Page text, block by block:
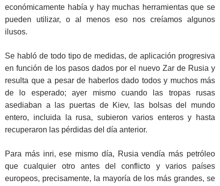
económicamente había y hay muchas herramientas que se
pueden utilizar, o al menos eso nos creíamos algunos
ilusos.
Se habló de todo tipo de medidas, de aplicación progresiva
en función de los pasos dados por el nuevo Zar de Rusia y
resulta que a pesar de haberlos dado todos y muchos más
de lo esperado; ayer mismo cuando las tropas rusas
asediaban a las puertas de Kiev, las bolsas del mundo
entero, incluida la rusa, subieron varios enteros y hasta
recuperaron las pérdidas del día anterior.
Para más inri, ese mismo día, Rusia vendía más petróleo
que cualquier otro antes del conflicto y varios países
europeos, precisamente, la mayoría de los más grandes, se